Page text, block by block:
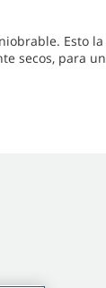
Esto
secos, para